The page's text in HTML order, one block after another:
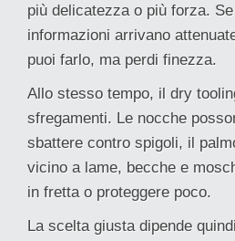
più delicatezza o più forza.
informazioni arrivano
puoi farlo, ma perdi finezza.
Allo stesso tempo, il dry
sfregamenti. Le nocche
sbattere contro spigoli, il
vicino a lame, becche e
in fretta o proteggere poco.
La scelta giusta dipende